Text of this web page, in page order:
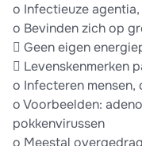
o Infectieuze
o Bevinden zich op
 Geen eigen
 Levenskenmerken
o Infecteren
o Voorbeelden:
pokkenvirussen
o Meestal